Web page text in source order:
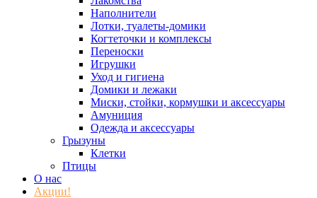
Наполнители
Лотки, туалеты-домики
Когтеточки и комплексы
Переноски
Игрушки
Уход и гигиена
Домики и лежаки
Миски, стойки, кормушки и аксессуары
Амуниция
Одежда и аксессуары
Грызуны
Клетки
Птицы
О нас
Акции!